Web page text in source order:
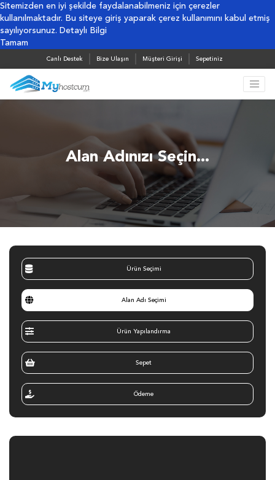
Sitemizden en iyi şekilde faydalanabilmeniz için çerezler
kullanılmaktadır. Bu siteye giriş yaparak çerez kullanımını kabul etmiş
sayılıyorsunuz. Detaylı Bilgi
Tamam
Canlı Destek Bize Ulaşın Müşteri Girişi Sepetiniz
Alan Adınızı Seçin...
Ürün Seçimi
Alan Adı Seçimi
Ürün Yapılandırma
Sepet
Ödeme